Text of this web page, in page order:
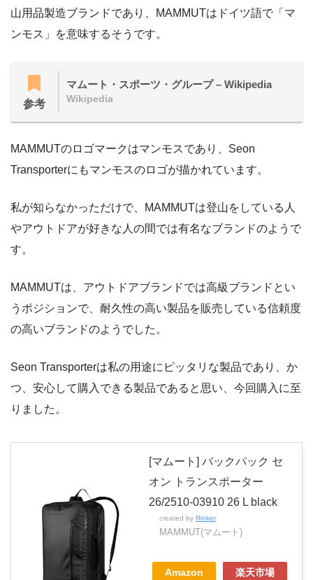
山用品製造ブランドであり、MAMMUTはドイツ語で「マ
ンモス」を意味するそうです。
参考
マムート・スポーツ・グループ – Wikipedia
Wikipedia
MAMMUTのロゴマークはマンモスであり、Seon
Transporterにもマンモスのロゴが描かれています。
私が知らなかっただけで、MAMMUTは登山をしている人
やアウトドアが好きな人の間では有名なブランドのようで
す。
MAMMUTは、アウトドアブランドでは高級ブランドとい
うポジションで、耐久性の高い製品を販売している信頼度
の高いブランドのようでした。
Seon Transporterは私の用途にピッタリな製品であり、か
つ、安心して購入できる製品であると思い、今回購入に至
りました。
[マムート] バックパック セ
オン トランスポーター
26/2510-03910 26 L black
created by Rinker
MAMMUT(マムート)
Amazon 楽天市場